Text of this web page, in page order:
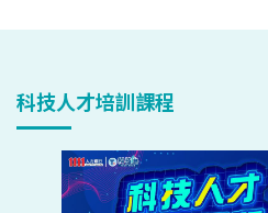
科技人才培訓課程